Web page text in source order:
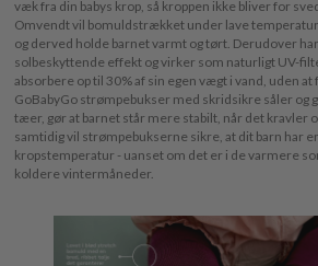
væk fra din babys krop, så kroppen ikke bliver for
Omvendt vil bomuldstrækket under lave
og derved holde barnet varmt og tørt. Derudover
solbeskyttende effekt og virker som naturligt UV-
absorbere op til 30% af sin egen vægt i vand, uden
GoBabyGo strømpebukser med skridsikre såler og
tæer, gør at barnet står mere stabilt, når det kravler
samtidig vil strømpebukserne sikre, at dit barn har
kropstemperatur - uanset om det er i de varmere
koldere vintermåneder.